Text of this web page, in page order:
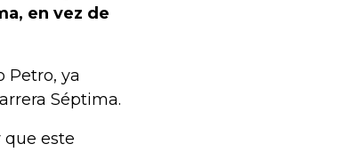
en vez de
Petro, ya
Séptima.
este